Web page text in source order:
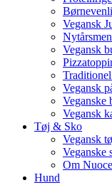
Vegansk
Vegansk
Vegansk
Veganske
Vegansk
Tøj & Sko
Vegansk
Veganske
Om
Hund